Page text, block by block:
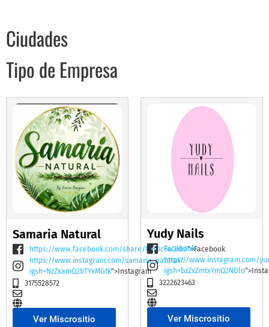
Ciudades
Tipo de Empresa
Samaria Natural
https://www.facebook.com/share/19BDcFw2kk/">Facebook
https://www.instagram.com/samaria_natural?
igsh=NzZxamQ2bTYxMGtk">Instagram
3175528572
Ver Miscrositio
Yudy Nails
Facebook
https://www.instagram.com/
igsh=bzZxZmtxYmQ2NDlo
3222623463
Ver Miscrositio